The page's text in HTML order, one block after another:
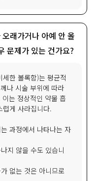
래가거나 아예 안 올
문제가 있는 건가요?
한 볼록함)는 평균적
나 시술 부위에 따라
는 정상적인 약물 흡
게 사라집니다.
과정에서 나타나는 자
지 않을 수도 있습니
없는 것은 아니므로